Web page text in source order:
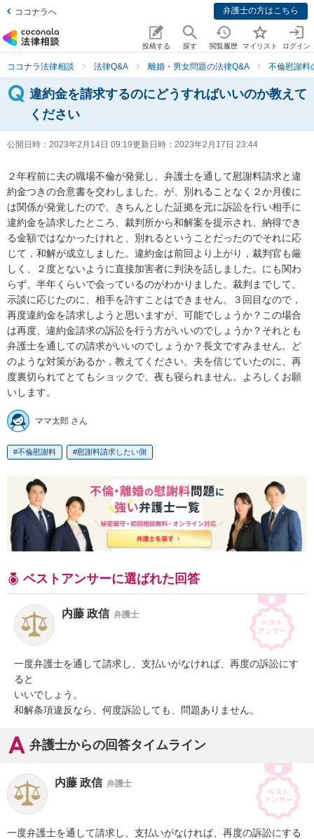
ココナラへ 弁護士の方はこちら
投稿する 探す 閲覧履歴 マイリスト ログイン
ココナラ法律相談 法律Q&A 離婚・男女問題の法律Q&A 不倫慰謝料
違約金を請求するのにどうすればいいのか教えて
ください
公開日時： 2023年2月14日 09:19更新日時： 2023年2月17日 23:44
２年程前に夫の職場不倫が発覚し、弁護士を通して慰謝料請求と違
約金つきの合意書を交わしました。が、別れることなく２か月後に
は関係が発覚したので、きちんとした証拠を元に訴訟を行い相手に
違約金を請求したところ、裁判所から和解案を提示され、納得でき
る金額ではなかったけれと、別れるということだったのでそれに応
じて，和解が成立しました。違約金は前回より上がり，裁判官も厳
しく、２度とないように直接加害者に判決を話しました。にも関わ
らず、半年くらいで会っているのがわかりました。裁判までして、
示談に応じたのに、相手を許すことはできません。３回目なので，
再度違約金を請求しようと思いますが、可能でしょうか？この場合
は再度、違約金請求の訴訟を行う方がいいのでしょうか？それとも
弁護士を通しての請求がいいのでしょうか？長文ですみません。ど
のような対策があるか，教えてください。夫を信じていたのに、再
度裏切られてとてもショックで、夜も寝られません。よろしくお願
いします。
ママ太郎 さん
不倫慰謝料 慰謝料請求したい側
ベストアンサーに選ばれた回答
内藤 政信 弁護士
一度弁護士を通して請求し、支払いがなければ、再度の訴訟にす
ると
いいでしょう。
和解条項違反なら、何度訴訟しても、問題ありません。
弁護士からの回答タイムライン
内藤 政信 弁護士
一度弁護士を通して請求し、支払いがなければ、再度の訴訟にする